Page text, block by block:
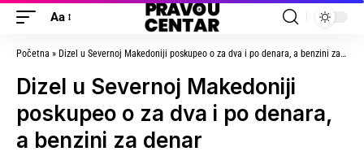
Aa
Početna » Dizel u Severnoj Makedoniji poskupeo o za dva i po denara, a benzini za denar
Dizel u Severnoj Makedoniji
poskupeo o za dva i po denara,
a benzini za denar